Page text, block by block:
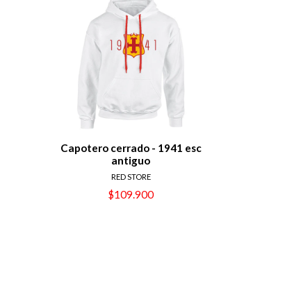
Capotero cerrado - 1941 esc
antiguo
RED STORE
$109.900